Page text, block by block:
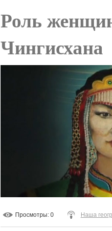
Роль
Чингисхана
Просмотры: 0 Наша